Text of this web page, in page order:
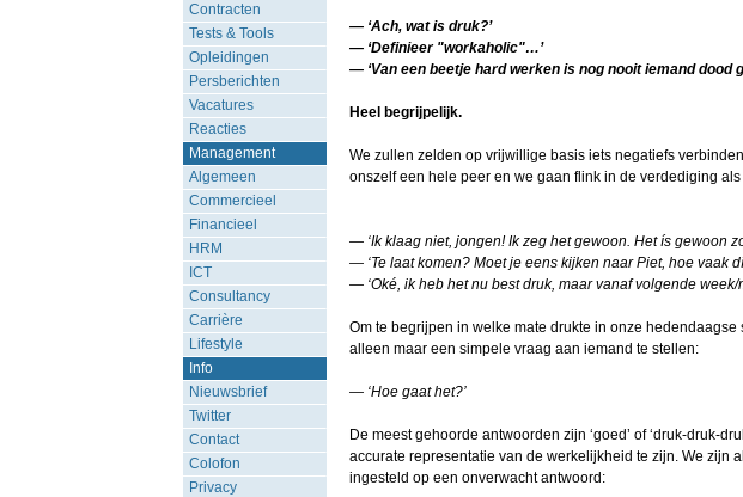
Contracten
Tests & Tools
Opleidingen
Persberichten
Vacatures
Reacties
Management
Algemeen
Commercieel
Financieel
HRM
ICT
Consultancy
Carrière
Lifestyle
Info
Nieuwsbrief
Twitter
Contact
Colofon
Privacy
— ‘Ach, wat is druk?’
— ‘Definieer "workaholic"…’
— ‘Van een beetje hard werken is nog nooit iemand dood
Heel begrijpelijk.
We zullen zelden op vrijwillige basis iets negatiefs
onszelf een hele peer en we gaan flink in de verdediging
— ‘Ik klaag niet, jongen! Ik zeg het gewoon. Het ís gewoon
— ‘Te laat komen? Moet je eens kijken naar Piet, hoe vaak
— ‘Oké, ik heb het nu best druk, maar vanaf volgende week/
Om te begrijpen in welke mate drukte in onze
alleen maar een simpele vraag aan iemand te stellen:
— ‘Hoe gaat het?’
De meest gehoorde antwoorden zijn ‘goed’ of ‘druk-druk-
accurate representatie van de werkelijkheid te zijn. We zijn
ingesteld op een onverwacht antwoord: